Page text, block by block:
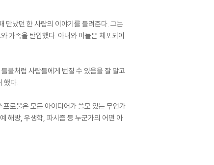
만났던 한 사람의 이야기를 들려준다. 그는
가족을 탄압했다. 아내와 아들은 체포되어
불처럼 사람들에게 번질 수 있음을 잘 알고
했다.
로울은 모든 아이디어가 쓸모 있는 무언가
해방, 우생학, 파시즘 등 누군가의 어떤 아